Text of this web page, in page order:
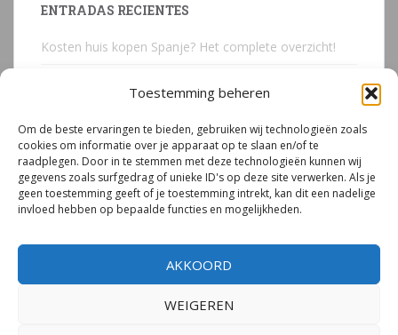
Toestemming beheren
Om de beste ervaringen te bieden, gebruiken wij technologieën zoals
cookies om informatie over je apparaat op te slaan en/of te
raadplegen. Door in te stemmen met deze technologieën kunnen wij
gegevens zoals surfgedrag of unieke ID's op deze site verwerken. Als je
geen toestemming geeft of je toestemming intrekt, kan dit een nadelige
invloed hebben op bepaalde functies en mogelijkheden.
AKKOORD
WEIGEREN
ENTRADAS RECIENTES
Kosten huis kopen Spanje? Het complete overzicht!
juridische valkuilen
Due Diligence Spaans vastgoed
Emigreren naar Spanje Expert Call | Illegaal bouwen
door Mirjam van Riet (jan 2026)
Illegale bouw Spanje